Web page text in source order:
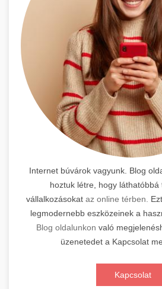
Internet búvárok vagyunk. Blog
hoztuk létre, hogy láthatóbbá
vállalkozásokat az online térben. Ezt
legmodernebb eszközeinek a
Blog oldalunkon való
üzenetedet a Kapcsolat
Kapcsolat